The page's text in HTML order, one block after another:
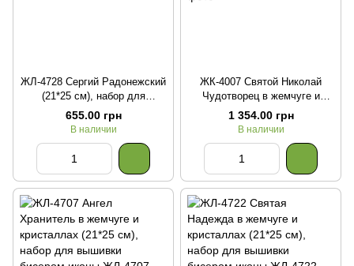
ЖЛ-4728 Сергий Радонежский
(21*25 см), набор для
вышивки бисером иконы
655.00 грн
В наличии
ЖК-4007 Святой Николай
Чудотворец в жемчуге и
кристаллах (21*25 см), набор
для вышивки бисером иконы
1 354.00 грн
В наличии